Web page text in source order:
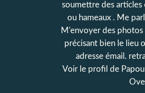
soumettre des
ou hameaux . Me
M'envoyer des photos
précisant bien le lieu
adresse émail.
Voir le profil de